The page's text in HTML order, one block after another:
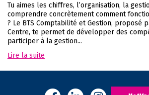
Tu aimes les chiffres, l’organisation, la
comprendre concrètement comment
? Le BTS Comptabilité et Gestion, proposé
Centre, te permet de développer des
participer à la gestion...
Lire la suite